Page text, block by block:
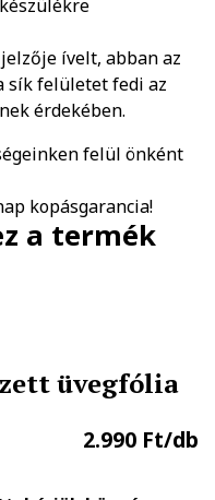
ívelt, abban az
sík felületet fedi az
érdekében.
felül önként
kopásgarancia!
a termék
üvegfólia
2.990 Ft/db